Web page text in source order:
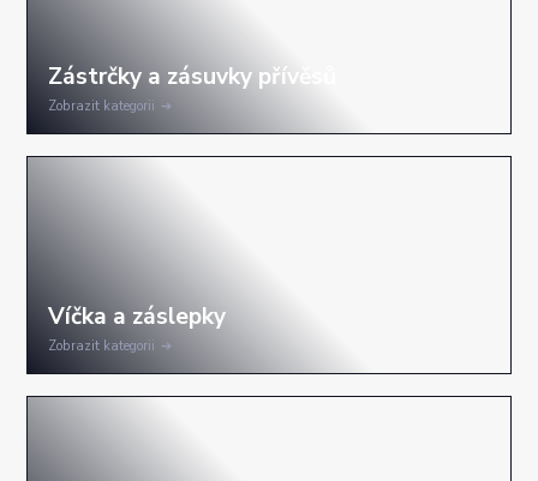
Zobrazit kategorii
Zobrazit kategorii